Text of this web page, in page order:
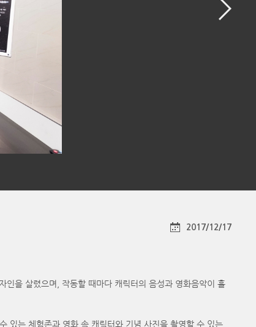
2017/12/17
인을 살렸으며, 작동할 때마다 캐릭터의 음성과 영화음악이 흘
있는 체험존과 영화 속 캐릭터와 기념 사진을 촬영할 수 있는